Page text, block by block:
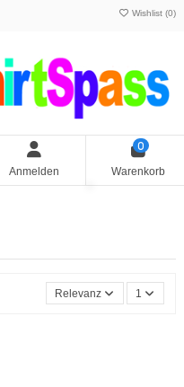
Wishlist (0)
Anmelden
0
Warenkorb
Relevanz 1